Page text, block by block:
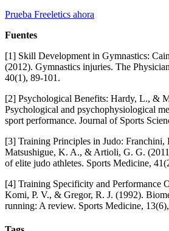
Prueba Freeletics ahora
Fuentes
[1] Skill Development in Gymnastics:
(2012). Gymnastics injuries. The
40(1), 89-101.
[2] Psychological Benefits: Hardy, L., &
Psychological and psychophysiological
sport performance. Journal of Sports
[3] Training Principles in Judo: Franchini,
Matsushigue, K. A., & Artioli, G. G.
of elite judo athletes. Sports Medicine,
[4] Training Specificity and Performance
Komi, P. V., & Gregor, R. J. (1992).
running: A review. Sports Medicine,